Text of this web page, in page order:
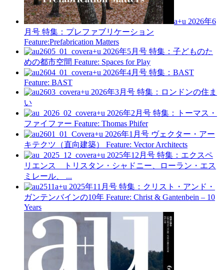
a+u 2026年6
月号 特集：プレファブリケーション
Feature:Prefabrication Matters
a+u 2026年5月号 特集：子どものた
めの都市空間 Feature: Spaces for Play
a+u 2026年4月号 特集：BAST
Feature: BAST
a+u 2026年3月号 特集：ロンドンの住ま
い
a+u 2026年2月号 特集：トーマス・
ファイファー Feature: Thomas Phifer
a+u 2026年1月号 ヴェクター・アー
キテクツ（直向建築）
Feature: Vector Architects
a+u 2025年12月号 特集：エクスペ
リエンス トリスタン・シャドニー、ローラン・エス
ミレール、 ...
a+u 2025年11月号 特集：クリスト・アンド・
ガンテンバインの10年 Feature: Christ & Gantenbein – 10
Years